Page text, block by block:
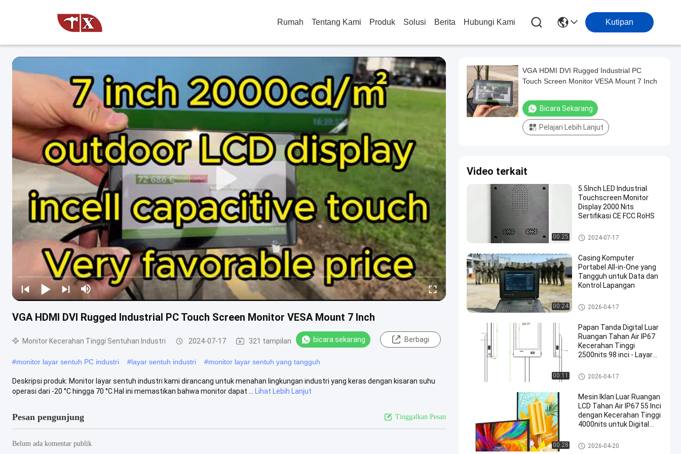
Rumah Tentang Kami Produk Solusi Berita Hubungi Kami Kutipan
VGA HDMI DVI Rugged Industrial PC Touch Screen Monitor VESA Mount 7 Inch
Monitor Kecerahan Tinggi Sentuhan Industri 2024-07-17 321 tampilan bicara sekarang Berbagi
#monitor layar sentuh PC industri #layar sentuh industri #monitor layar sentuh yang tangguh
Deskripsi produk: Monitor layar sentuh industri kami dirancang untuk menahan lingkungan industri yang keras dengan kisaran suhu
operasi dari -20 °C hingga 70 °C.Hal ini memastikan bahwa monitor dapat ...
Lihat Lebih Lanjut
Pesan pengunjung Tinggalkan Pesan
Belum ada komentar publik
VGA HDMI DVI Rugged Industrial PC
Touch Screen Monitor VESA Mount 7 Inch
Bicara Sekarang
Pelajari Lebih Lanjut
Video terkait
00:25
5.5Inch LED Industrial
Touchscreen Monitor
Display 2000 Nits
Sertifikasi CE FCC RoHS
Monitor Kecerahan Tinggi Sen
tuhan Industri
2024-07-17
00:24
Casing Komputer
Portabel All-in-One yang
Tangguh untuk Data dan
Kontrol Lapangan
Tanda Digital Luar Ruang yan
g Tahan Air
2026-04-17
00:11
Papan Tanda Digital Luar
Ruangan Tahan Air IP67
Kecerahan Tinggi
2500nits 98 inci - Layar
Tanda Digital Luar Ruang yan
g Tahan Air
2026-04-17
00:28
Mesin Iklan Luar Ruangan
LCD Tahan Air IP67 55 Inci
dengan Kecerahan Tinggi
4000nits untuk Digital
Tanda Digital Luar Ruang yan
g Tahan Air
2026-04-20